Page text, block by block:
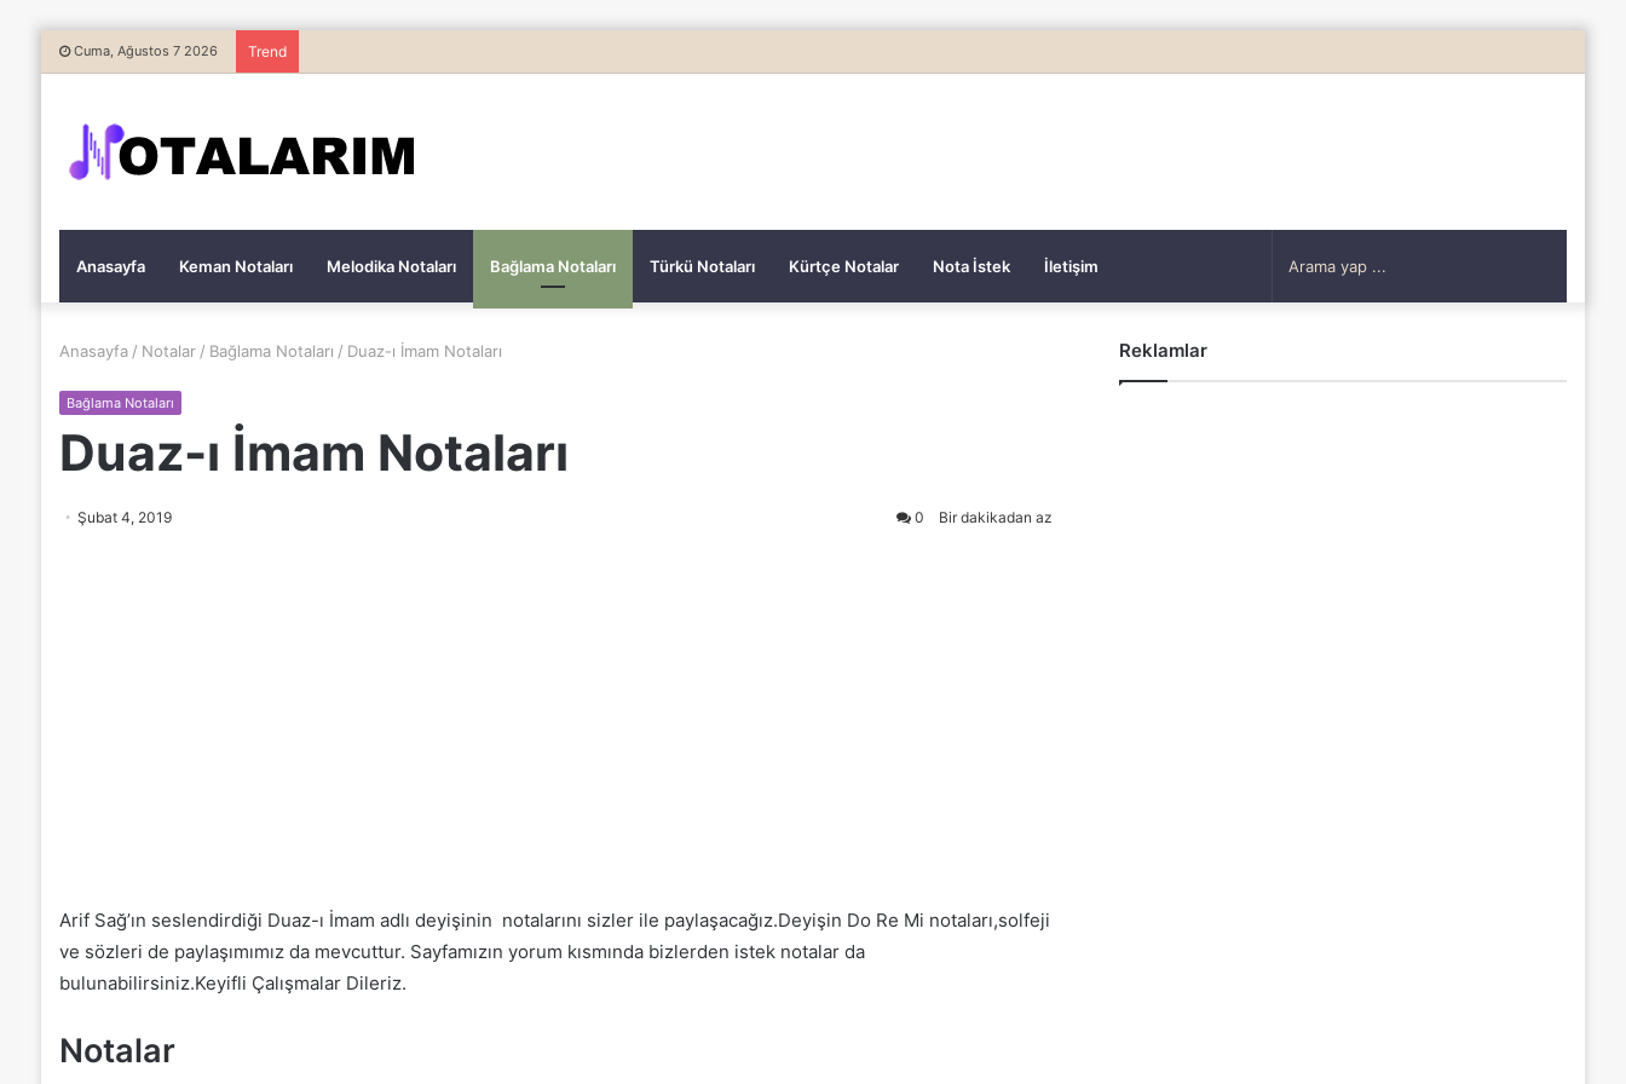
Cuma, Ağustos 7 2026 Trend
Anasayfa Keman Notaları Melodika Notaları Bağlama Notaları Türkü Notaları Kürtçe Notalar Nota İstek İletişim
Anasayfa / Notalar / Bağlama Notaları / Duaz-ı İmam Notaları
Bağlama Notaları
Duaz-ı İmam Notaları
Şubat 4, 2019 0 Bir dakikadan az
Arif Sağ’ın seslendirdiği Duaz-ı İmam adlı deyişinin notalarını sizler ile paylaşacağız.Deyişin Do Re Mi notaları,solfeji
ve sözleri de paylaşımımız da mevcuttur. Sayfamızın yorum kısmında bizlerden istek notalar da
bulunabilirsiniz.Keyifli Çalışmalar Dileriz.
Notalar
Reklamlar